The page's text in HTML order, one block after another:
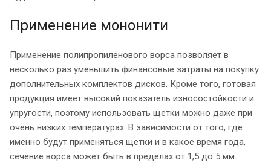
Применение мононити
Применение полипропиленового ворса позволяет в
несколько раз уменьшить финансовые затраты на покупку
дополнительных комплектов дисков. Кроме того, готовая
продукция имеет высокий показатель износостойкости и
упругости, поэтому использовать щетки можно даже при
очень низких температурах. В зависимости от того, где
именно будут применяться щетки и в какое время года,
сечение ворса может быть в пределах от 1,5 до 5 мм.